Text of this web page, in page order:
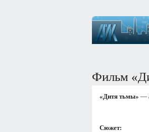
Фильм
«Дитя тьмы» —
Сюжет: